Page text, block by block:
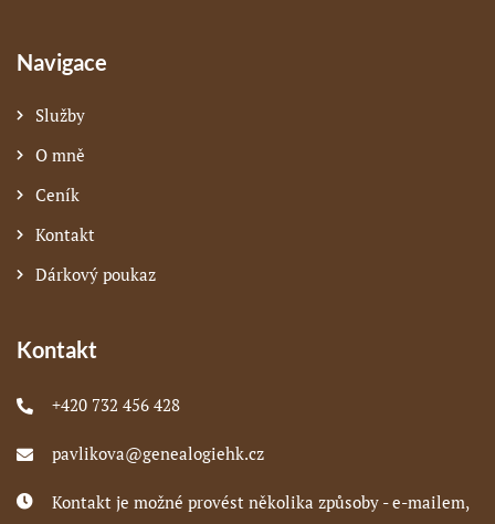
Navigace
Služby
O mně
Ceník
Kontakt
Dárkový poukaz
Kontakt
+420 732 456 428
pavlikova@genealogiehk.cz
Kontakt je možné provést několika způsoby - e-mailem,